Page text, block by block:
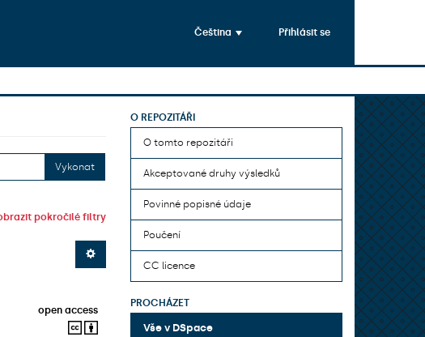
Čeština Přihlásit se
Vykonat
pokročilé filtry
open access
O REPOZITÁŘI
O tomto repozitáři
Akceptované druhy výsledků
Povinné popisné údaje
Poučení
CC licence
PROCHÁZET
Vše v DSpace